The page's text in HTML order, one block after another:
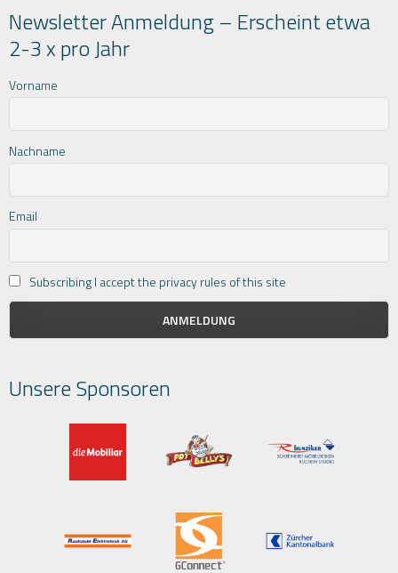
Newsletter Anmeldung – Erscheint etwa
2-3 x pro Jahr
Vorname
Nachname
Email
Subscribing I accept the privacy rules of this site
Unsere Sponsoren